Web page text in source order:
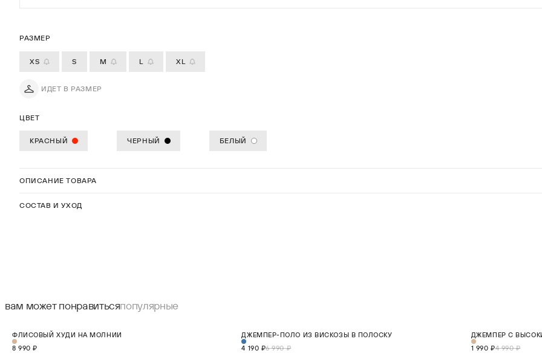
ОПИСАНИЕ ТОВАРА
СОСТАВ И УХОД
РАЗМЕР
XS S M L XL
ИДЕТ В РАЗМЕР
ЦВЕТ
КРАСНЫЙ ЧЕРНЫЙ БЕЛЫЙ
вам может понравитьсяпопулярные
XS S M
ФЛИСОВЫЙ ХУДИ НА МОЛНИИ
8 990 ₽
XS S M L XL
ДЖЕМПЕР-ПОЛО ИЗ ВИСКОЗЫ В ПОЛОСКУ
4 190 ₽6 990 ₽
ХИТ
ДЖЕМПЕР С
1 990 ₽4 990 ₽